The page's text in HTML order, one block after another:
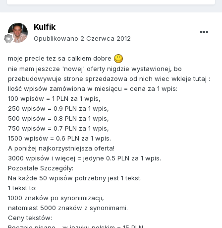
Kulfik
Opublikowano 2 Czerwca 2012
moje precle tez sa calkiem dobre
nie mam jeszcze 'nowej' oferty nigdzie wystawionej, bo
przebudowywuje strone sprzedazowa od nich wiec wkleje tutaj :
Ilość wpisów zamówiona w miesiącu = cena za 1 wpis:
100 wpisów = 1 PLN za 1 wpis,
250 wpisów = 0.9 PLN za 1 wpis,
500 wpisów = 0.8 PLN za 1 wpis,
750 wpisów = 0.7 PLN za 1 wpis,
1500 wpisów = 0.6 PLN za 1 wpis.
A poniżej najkorzystniejsza oferta!
3000 wpisów i więcej = jedyne 0.5 PLN za 1 wpis.
Pozostałe Szczegóły:
Na każde 50 wpisów potrzebny jest 1 tekst.
1 tekst to:
1000 znaków po synonimizacji,
natomiast 5000 znaków z synonimami.
Ceny tekstów: